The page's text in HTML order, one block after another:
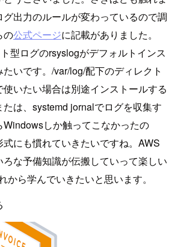
出力のルールが変わっているので調
の公式ページに記載がありました。
型ログのrsyslogがデフォルトインス
いです。/var/log/配下のディレクト
いたい場合は別途インストールする
は、systemd jornalでログを収集す
Windowsしか触ってこなかったの
にも慣れていきたいですね。AWS
な予備知識が伝搬していって楽しい
から学んでいきたいと思います。